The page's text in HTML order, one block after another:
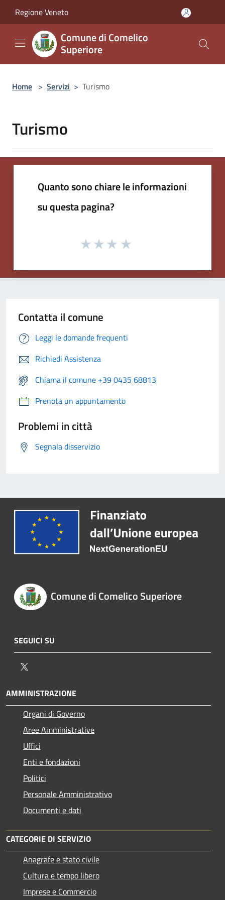
Regione Veneto
Comune di Comelico
Superiore
Home > Servizi > Turismo
Turismo
Quanto sono chiare le informazioni
su questa pagina?
Contatta il comune
Leggi le domande frequenti
Richiedi Assistenza
Chiama il comune +39 0435 68813
Prenota un appuntamento
Problemi in città
Segnala disservizio
Comune di Comelico Superiore
SEGUICI SU
AMMINISTRAZIONE
Organi di Governo
Aree Amministrative
Uffici
Enti e fondazioni
Politici
Personale Amministrativo
Documenti e dati
CATEGORIE DI SERVIZIO
Anagrafe e stato civile
Cultura e tempo libero
Imprese e Commercio